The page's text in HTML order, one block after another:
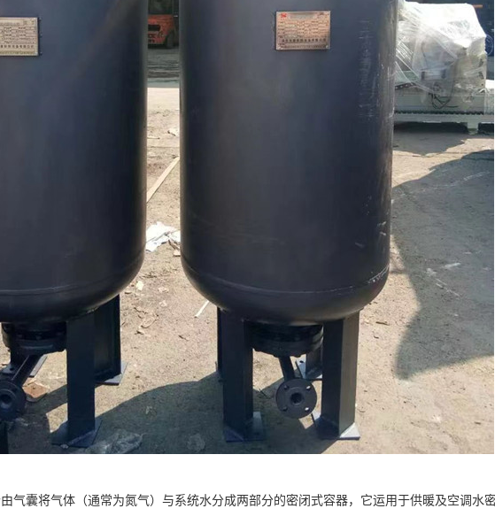
气囊将气体（通常为氮气）与系统水分成两部分的密闭式容器，它运用于供暖及空调水